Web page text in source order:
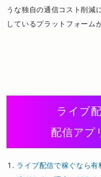
うな独自の通信コスト削減
しているプラットフォーム
ライブ
配信アプ
ライブ配信で稼ぐなら有